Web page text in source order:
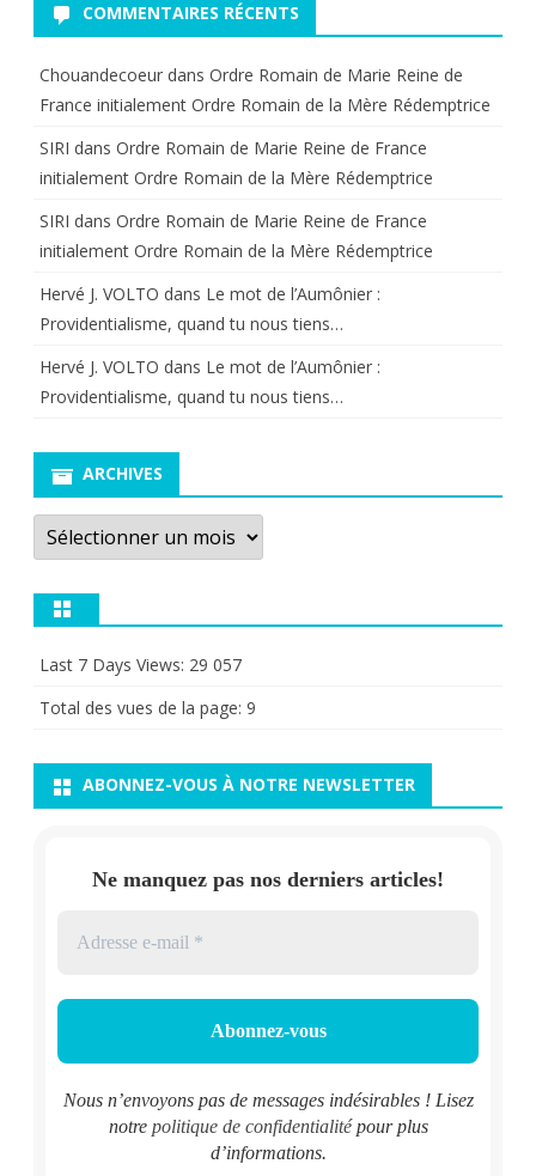
COMMENTAIRES RÉCENTS
Chouandecoeur dans Ordre Romain de Marie Reine de
France initialement Ordre Romain de la Mère Rédemptrice
SIRI dans Ordre Romain de Marie Reine de France
initialement Ordre Romain de la Mère Rédemptrice
SIRI dans Ordre Romain de Marie Reine de France
initialement Ordre Romain de la Mère Rédemptrice
Hervé J. VOLTO dans Le mot de l’Aumônier :
Providentialisme, quand tu nous tiens…
Hervé J. VOLTO dans Le mot de l’Aumônier :
Providentialisme, quand tu nous tiens…
ARCHIVES
Archives
Last 7 Days Views: 29 057
Total des vues de la page: 9
ABONNEZ-VOUS À NOTRE NEWSLETTER
Ne manquez pas nos derniers articles!
Nous n’envoyons pas de messages indésirables ! Lisez
notre politique de confidentialitépour plus
d’informations.